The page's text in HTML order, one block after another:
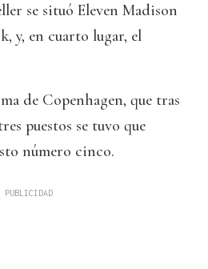
se situó Eleven Madison
y, en cuarto lugar, el
de Copenhagen, que tras
puestos se tuvo que
número cinco.